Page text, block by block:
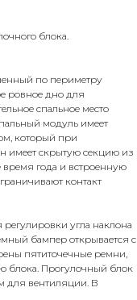
блока.
по периметру
ровное дно для
спальное место
модуль имеет
который при
имеет скрытую секцию из
года и встроенную
контакт
угла наклона
бампер открывается с
пятиточечные ремни,
блока. Прогулочный блок
для вентиляции. В